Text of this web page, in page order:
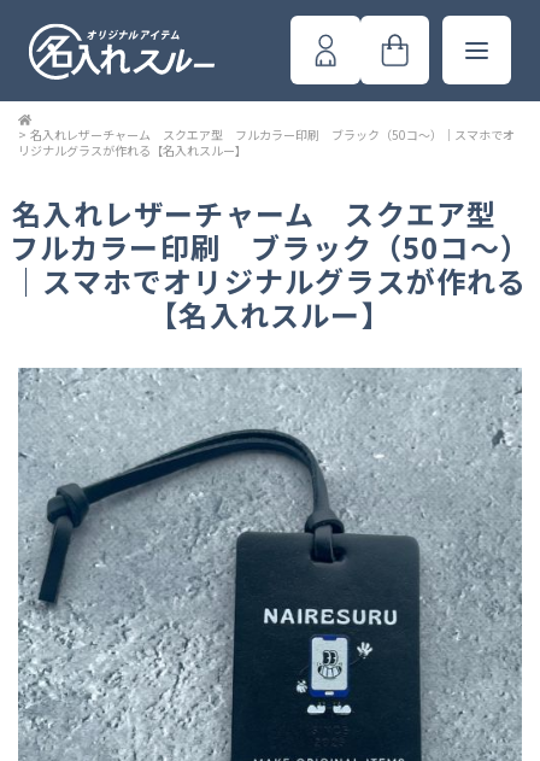
> 名入れレザーチャーム スクエア型 フルカラー印刷 ブラック（50コ～）｜スマホでオ
リジナルグラスが作れる【名入れスルー】
名入れレザーチャーム スクエア型
フルカラー印刷 ブラック（50コ～）
｜スマホでオリジナルグラスが作れる
【名入れスルー】